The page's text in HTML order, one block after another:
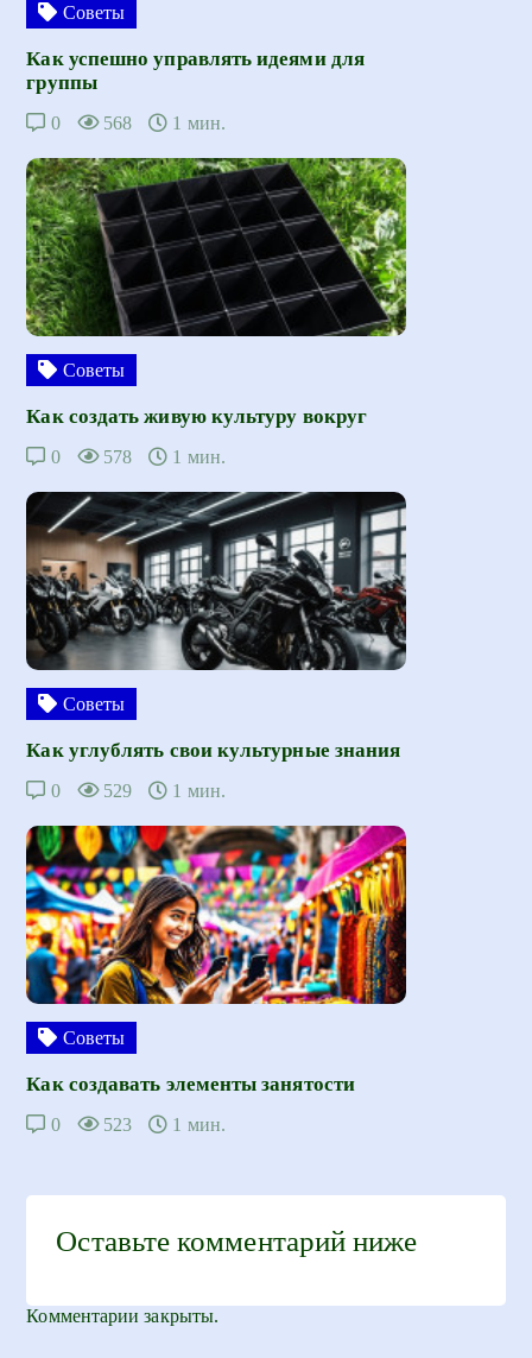
Советы
Как успешно управлять идеями для
группы
0 568 1 мин.
Советы
Как создать живую культуру вокруг
0 578 1 мин.
Советы
Как углублять свои культурные знания
0 529 1 мин.
Советы
Как создавать элементы занятости
0 523 1 мин.
Оставьте комментарий ниже
Комментарии закрыты.